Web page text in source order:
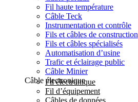
Fil haute température
Câble Teck
Instrumentation et contrôle
Fils et câbles de construction
Fils et câbles spécialisés
Automatisation d’usine
Trafic et éclairage public
Câble Minier
Câble électronique
Fil électronique
Fil d’équipement
Câbles de données